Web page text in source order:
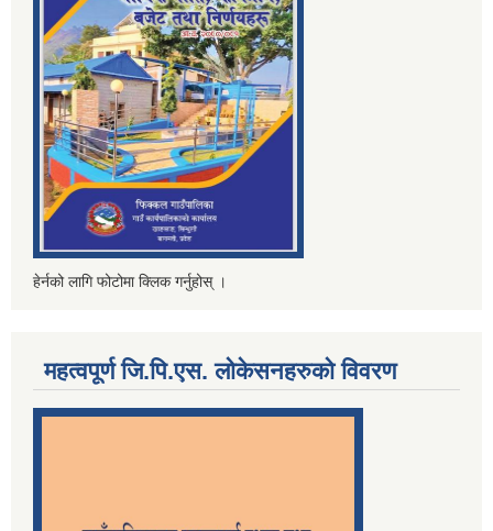
हेर्नको लागि फोटोमा क्लिक गर्नुहोस् ।
महत्वपूर्ण जि.पि.एस. लोकेसनहरुको विवरण